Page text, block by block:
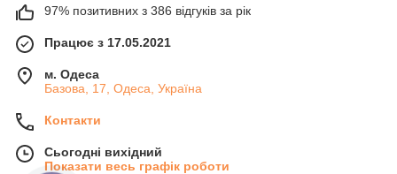
97% позитивних з 386 відгуків за рік
Працює з 17.05.2021
м. Одеса
Базова, 17, Одеса, Україна
Контакти
Сьогодні вихідний
Показати весь графік роботи